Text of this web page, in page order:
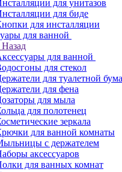
для унитазов
для биде
для инсталляции
для ванной
Назад
для ванной
для стекол
для туалетной
для фена
для мыла
для полотенец
зеркала
для ванной комнаты
с держателем
аксессуаров
для ванных комнат